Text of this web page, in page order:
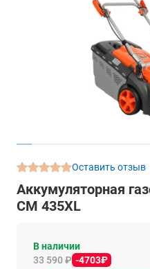
Оставить отзыв
Аккумуляторная
CM 435XL
В наличии
33 590 ₽ -4703₽